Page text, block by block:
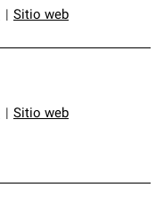
Sitio web
Sitio web